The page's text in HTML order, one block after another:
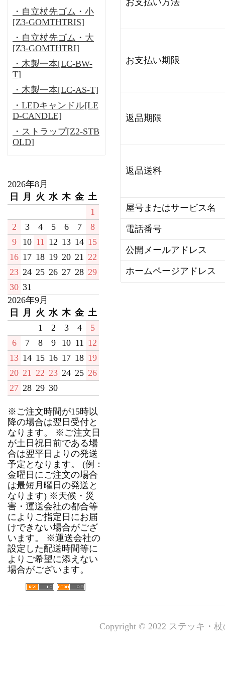
・自立杖先ゴム・小
[Z3-GOMTHTRIS]
・自立杖先ゴム・大
[Z3-GOMTHTRI]
・木製一本[LC-BW-
T]
・木製一本[LC-AS-T]
・LEDキャンドル[LE
D-CANDLE]
・ストラップ[Z2-STB
OLD]
2026年8月
日
月 火 水 木 金 土
1
2
3 4 5 6 7
8
9
10 11 12 13 14 15
16 17 18 19 20 21 22
23 24 25 26 27 28 29
30 31
2026年9月
日
月 火 水 木 金 土
1
2 3 4
5
6
7 8 9 10 11 12
13 14 15 16 17 18 19
20 21 22 23 24 25 26
27 28 29 30
※ご注文時間が15時以
降の場合は翌日受付と
なります。 ※ご注文日
が土日祝日前である場
合は翌平日よりの発送
予定となります。 (例：
金曜日にご注文の場合
は最短月曜日の発送と
なります) ※天候・災
害・運送会社の都合等
によりご指定日にお届
けできない場合がござ
います。 ※運送会社の
設定した配送時間等に
よりご希望に添えない
場合がございます。
お支払い方法
お支払い期限
返品期限
返品送料
屋号またはサービス名
電話番号
公開メールアドレス
ホームページアドレス
Copyright © 2022 ステッキ・杖